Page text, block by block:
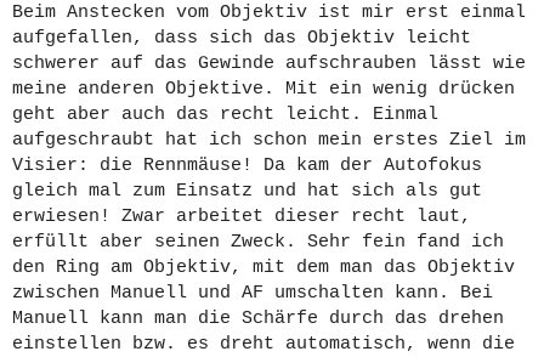
Beim Anstecken vom Objektiv ist mir erst einmal
aufgefallen, dass sich das Objektiv leicht
schwerer auf das Gewinde aufschrauben lässt wie
meine anderen Objektive. Mit ein wenig drücken
geht aber auch das recht leicht. Einmal
aufgeschraubt hat ich schon mein erstes Ziel im
Visier: die Rennmäuse! Da kam der Autofokus
gleich mal zum Einsatz und hat sich als gut
erwiesen! Zwar arbeitet dieser recht laut,
erfüllt aber seinen Zweck. Sehr fein fand ich
den Ring am Objektiv, mit dem man das Objektiv
zwischen Manuell und AF umschalten kann. Bei
Manuell kann man die Schärfe durch das drehen
einstellen bzw. es dreht automatisch, wenn die